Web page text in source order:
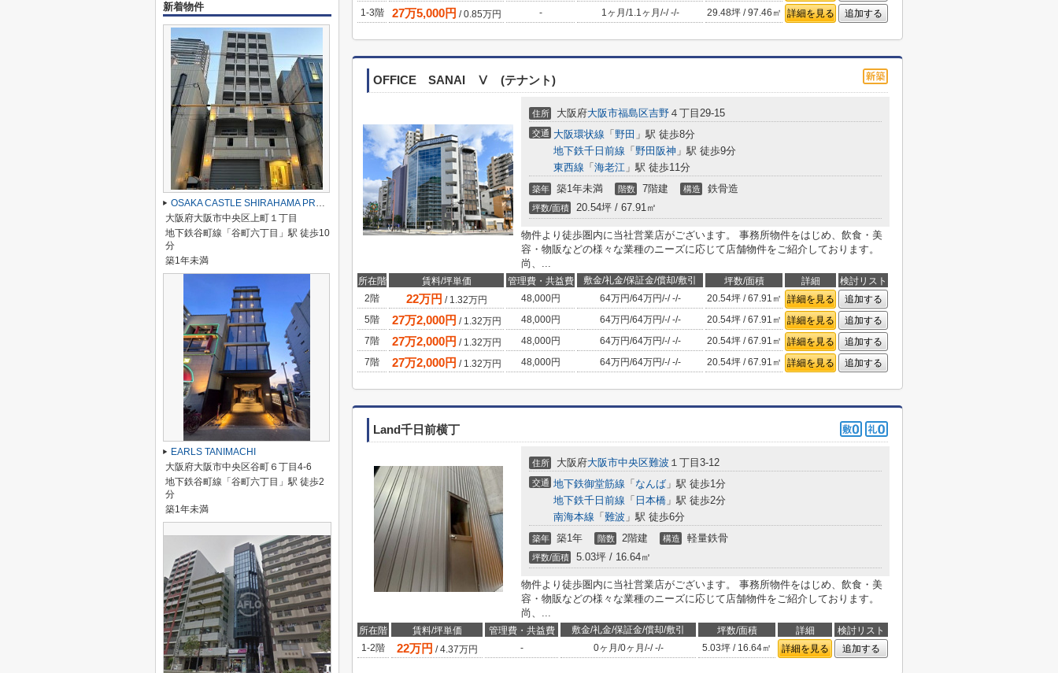
1-3階
27万5,000円 /0.85万円 - 1ヶ月 /1.1ヶ月 /-/-/- 29.48坪 / 97.46㎡ 詳細を見る 追加する
OFFICE SANAI Ⅴ (テナント)
住所 大阪府大阪市福島区吉野 ４丁目29-15
交通 大阪環状線 「 野田 」駅 徒歩8分
地下鉄千日前線 「 野田阪神 」駅 徒歩9分
東西線 「 海老江 」駅 徒歩11分
築年 築1年未満 階数 7階建 構造 鉄骨造
坪数/面積 20.54坪 / 67.91㎡
物件より徒歩圏内に当社営業店がございます。 事務所物件をはじめ、飲食・美
容・物販などの様々な業種のニーズに応じて店舗物件をご紹介しております。
尚、...
所在階 賃料/坪単価 管理費・共益費 敷金/礼金/保証金/償却/敷引 坪数/面積 詳細
検討リスト
2階
22万円 / 1.32万円 48,000円 64万円/64万円/-/-/- 20.54坪 / 67.91㎡ 詳細を見る
追加する
5階
27万2,000円 / 1.32万円 48,000円 64万円/64万円/-/-/- 20.54坪 / 67.91㎡ 詳細を見る
追加する
7階
27万2,000円 / 1.32万円 48,000円 64万円/64万円/-/-/- 20.54坪 / 67.91㎡ 詳細を見る
追加する
7階
27万2,000円 / 1.32万円 48,000円 64万円/64万円/-/-/- 20.54坪 / 67.91㎡ 詳細を見る 追加する
Land千日前横丁
住所 大阪府大阪市中央区難波 １丁目3-12
交通 地下鉄御堂筋線 「 なんば 」駅 徒歩1分
地下鉄千日前線 「 日本橋 」駅 徒歩2分
南海本線 「 難波 」駅 徒歩6分
築年 築1年 階数 2階建 構造 軽量鉄骨
坪数/面積 5.03坪 / 16.64㎡
物件より徒歩圏内に当社営業店がございます。 事務所物件をはじめ、飲食・美
容・物販などの様々な業種のニーズに応じて店舗物件をご紹介しております。
尚、...
所在階 賃料/坪単価 管理費・共益費 敷金/礼金/保証金/償却/敷引 坪数/面積 詳細
検討リスト
1-2階
22万円 /4.37万円 - 0ヶ月 /0ヶ月 /-/-/- 5.03坪 / 16.64㎡ 詳細を見る 追加する
新着物件
OSAKA CASTLE SHIRAHAMA PREMIER
大阪府大阪市中央区上町１丁目
地下鉄谷町線「谷町六丁目」駅 徒歩10
分
築1年未満
EARLS TANIMACHI
大阪府大阪市中央区谷町６丁目4-6
地下鉄谷町線「谷町六丁目」駅 徒歩2
分
築1年未満